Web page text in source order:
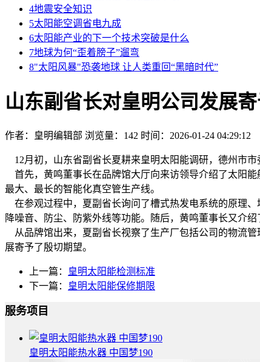
4地震安全知识
5太阳能空调省电九成
6太阳能产业的下一个技术突破是什么
7地球为何“歪着膀子”遛弯
8"太阳风暴"恐袭地球 让人类重回“黑暗时代”
山东副省长对皇明公司发展
作者：皇明编辑部 浏览量：142 时间：2026-01-24 04:29:12
12月初，山东省副省长夏耕来皇明太阳能调研，德州市
首先，黄鸣董事长在品牌馆大厅向来访领导介绍了太阳
最大、最长的智能化真空管生产线。
在参观过程中，夏副省长询问了槽式热发电系统的原理
降噪音、防尘、防紫外线等功能。随后，黄鸣董事长又介
从品牌馆出来，夏副省长视察了生产厂包括公司的物流
展寄予了殷切期望。
上一篇：
皇明太阳能检测标准
下一篇：
皇明太阳能保修期限
服务项目
皇明太阳能热水器 中国梦190